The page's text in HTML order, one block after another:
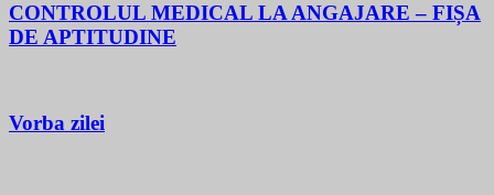
CONTROLUL MEDICAL LA ANGAJARE – FIȘA
DE APTITUDINE
Vorba zilei